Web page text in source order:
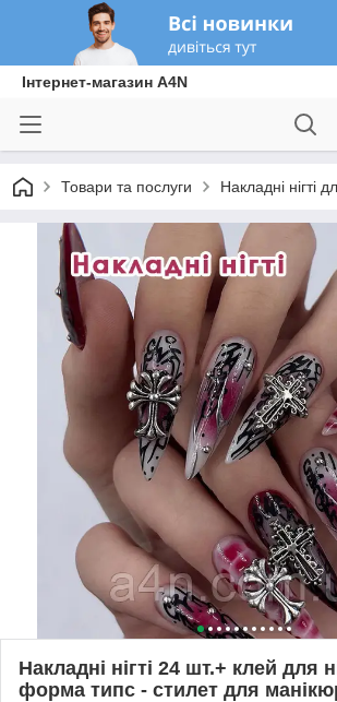
Інтернет-магазин A4N
Товари та послуги Накладні нігті
Накладні нігті 24 шт.+ клей для
форма типс - стилет для